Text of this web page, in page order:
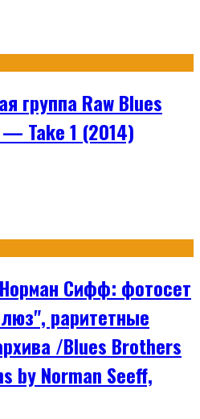
группа Raw Blues
Take 1 (2014)
Сифф: фотосет
раритетные
/Blues Brothers
by Norman Seeff,